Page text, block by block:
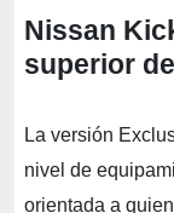
Nissan
superior
La versión
nivel de
orientada a